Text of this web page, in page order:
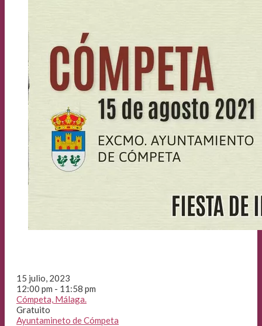
15 julio, 2023
12:00 pm - 11:58 pm
Cómpeta, Málaga.
Gratuito
Ayuntamineto de Cómpeta